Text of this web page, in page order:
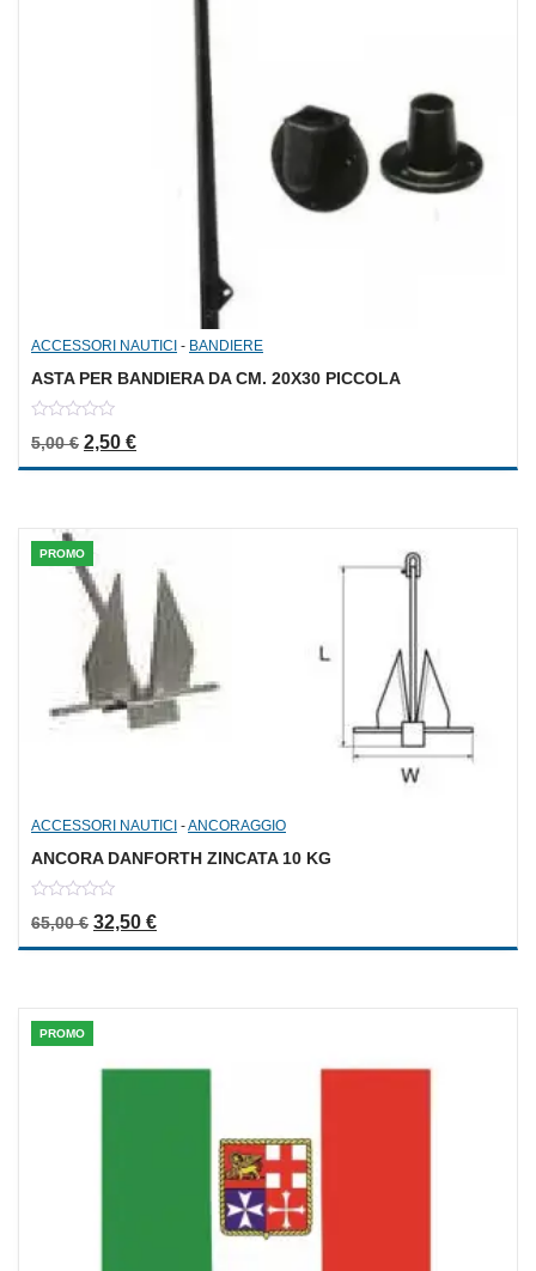
ACCESSORI NAUTICI - BANDIERE
ASTA PER BANDIERA DA CM. 20X30 PICCOLA
out
of
5,00€ Il prezzo originale era: 5,00 €.
2,50 €Il prezzo attuale è: 2,50 €.
PROMO
ACCESSORI NAUTICI -ANCORAGGIO
ANCORA DANFORTH ZINCATA 10 KG
out
65,00€ Il prezzo originale era: 65,00 €.
32,50 €Il prezzo attuale è: 32,50 €.
PROMO